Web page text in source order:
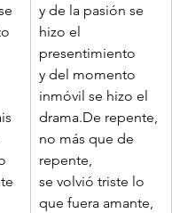
y de la pasión se
hizo el
presentimiento
y del momento
inmóvil se hizo el
drama.De repente,
no más que de
repente,
se volvió triste lo
que fuera amante,